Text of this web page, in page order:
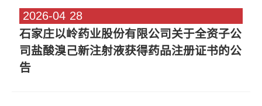
2026-04 28
石家庄以岭药业股份有限公司关于全资子公
司盐酸溴己新注射液获得药品注册证书的公
告